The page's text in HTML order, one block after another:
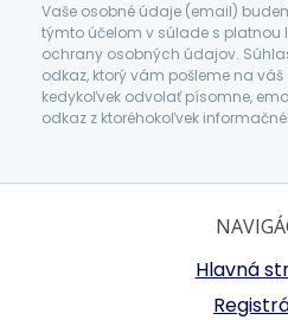
Vaše osobné údaje (email)
týmto účelom v súlade s
ochrany osobných údajov.
odkaz, ktorý vám pošleme na
kedykoľvek odvolať písomne,
odkaz z ktoréhokoľvek
Hlavná